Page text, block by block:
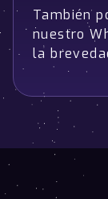
También
nuestro
la